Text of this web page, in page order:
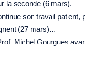
la seconde (6 mars).
son travail patient,
(27 mars)…
Michel Gourgues